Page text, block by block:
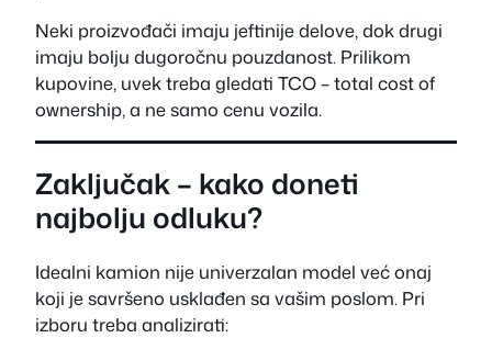
Neki proizvođači imaju jeftinije delove, dok drugi
imaju bolju dugoročnu pouzdanost. Prilikom
kupovine, uvek treba gledati TCO – total cost of
ownership, a ne samo cenu vozila.
Zaključak – kako doneti
najbolju odluku?
Idealni kamion nije univerzalan model već onaj
koji je savršeno usklađen sa vašim poslom. Pri
izboru treba analizirati: